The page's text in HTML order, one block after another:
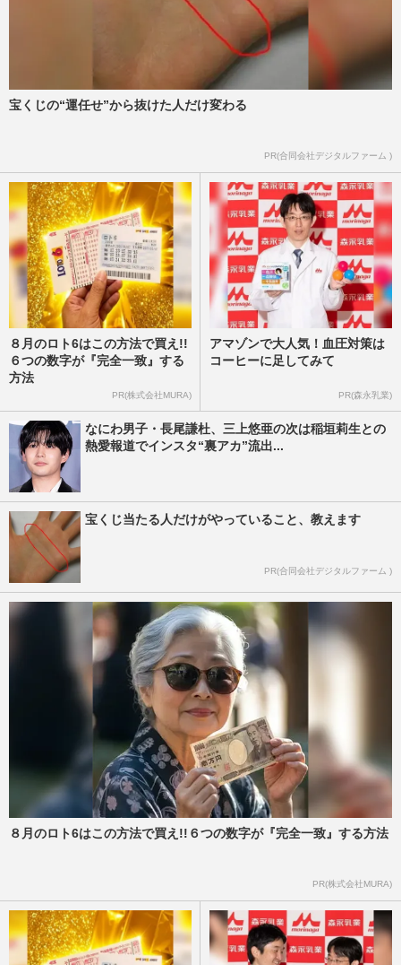
週刊女性2025年1月1日号
なにわ男子アジアツアー発表でファン激
怒、道枝駿佑以外のメンバー冷遇危惧も運
営側が手本にした“嵐の前例…
宝くじの“運任せ”から抜けた人だけ変わる
PR(合同会社デジタルファーム )
８月のロト6はこの方法で買え!!
６つの数字が『完全一致』する
方法
PR(株式会社MURA)
アマゾンで大人気！血圧対策は
コーヒーに足してみて
PR(森永乳業)
なにわ男子・長尾謙杜、三上悠亜の次は稲垣莉生との
熱愛報道でインスタ“裏アカ”流出...
宝くじ当たる人だけがやっていること、教えます
PR(合同会社デジタルファーム )
８月のロト6はこの方法で買え!!６つの数字が『完全一致』する方法
PR(株式会社MURA)